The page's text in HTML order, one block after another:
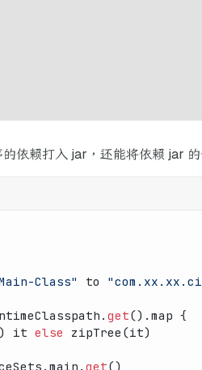
依赖打入 jar，还能将依赖 jar
Class" to
get().map {
it else
zipTree(it)
get()